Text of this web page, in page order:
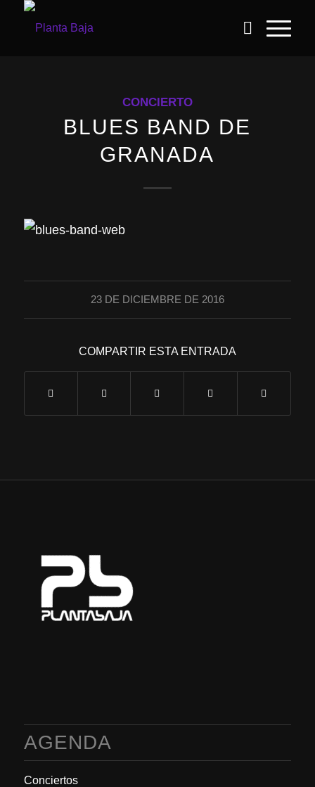
CONCIERTO
BLUES BAND DE
GRANADA
23 DE DICIEMBRE DE 2016
COMPARTIR ESTA ENTRADA
AGENDA
Conciertos